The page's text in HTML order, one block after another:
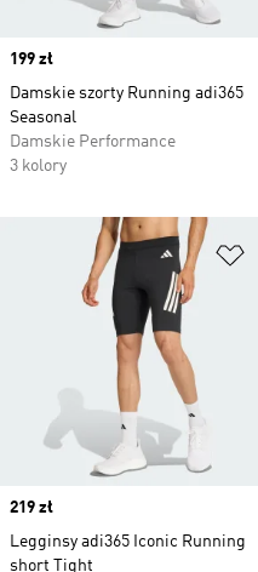
Price
199 zł
Damskie szorty Running adi365
Seasonal
Damskie Performance
3 kolory
Price
219 zł
Legginsy adi365 Iconic Running
short Tight